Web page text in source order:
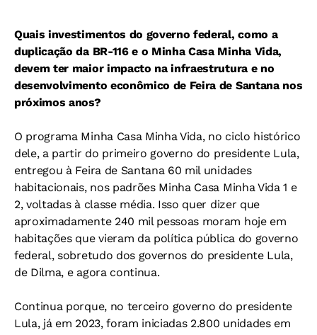
Quais investimentos do governo federal, como a
duplicação da BR-116 e o Minha Casa Minha Vida,
devem ter maior impacto na infraestrutura e no
desenvolvimento econômico de Feira de Santana nos
próximos anos?
O programa Minha Casa Minha Vida, no ciclo histórico
dele, a partir do primeiro governo do presidente Lula,
entregou à Feira de Santana 60 mil unidades
habitacionais, nos padrões Minha Casa Minha Vida 1 e
2, voltadas à classe média. Isso quer dizer que
aproximadamente 240 mil pessoas moram hoje em
habitações que vieram da política pública do governo
federal, sobretudo dos governos do presidente Lula,
de Dilma, e agora continua.
Continua porque, no terceiro governo do presidente
Lula, já em 2023, foram iniciadas 2.800 unidades em